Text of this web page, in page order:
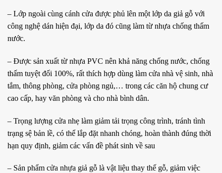
– Lớp ngoài cùng cánh cửa được phủ lên một lớp da giả gỗ với
công nghệ dán hiện đại, lớp da đó cũng làm từ nhựa chống thấm
nước.
– Được sản xuất từ nhựa PVC nên khả năng chống nước, chống
thấm tuyệt đối 100%, rất thích hợp dùng làm cửa nhà vệ sinh, nhà
tắm, thông phòng, cửa phòng ngủ,… trong các căn hộ chung cư
cao cấp, hay văn phòng và cho nhà bình dân.
– Trọng lượng cửa nhẹ làm giảm tải trọng công trình, tránh tình
trạng sệ bản lề, có thể lắp đặt nhanh chóng, hoàn thành đúng thời
hạn quy định, giảm các vấn đề phát sinh về sau
– Sản phẩm cửa nhựa giả gỗ là vật liệu thay thế gỗ, giảm việc